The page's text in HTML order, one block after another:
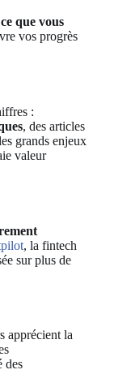
que vous
vos progrès
:
, des articles
grands enjeux
valeur
, la fintech
sur plus de
apprécient la
des